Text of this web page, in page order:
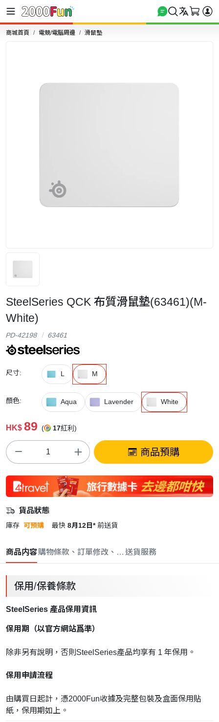
商城首頁 電競/電腦周邊 滑鼠墊
SteelSeries QCK 布質滑鼠墊(63461)(M-
White)
PD-42198 63461
尺寸: L M
顏色: Aqua Lavender White
HK$ 89 ( 17紅利)
商品預購
貨品狀態
庫存 可預購 最快 8月12日* 前送貨
商品内容購物條款、訂單修改、取消與退款政策
送貨服務
保用/保養條款
SteelSeries 產品保用資訊
保用期（以官方網站爲準）
除非另有說明，否則SteelSeries產品均享有 1 年保用。
保用申請流程
由購買日起計，憑2000Fun收據及完整包裝及盒面保用貼
紙，保用期如上。